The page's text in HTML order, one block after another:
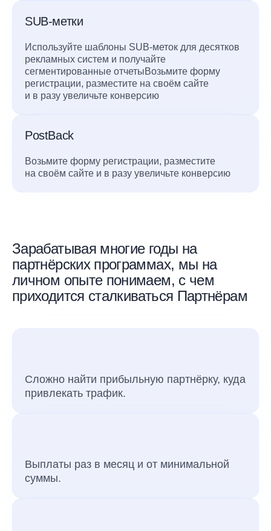
SUB-метки
Используйте шаблоны SUB-меток для десятков
рекламных систем и получайте
сегментированные отчетыВозьмите форму
регистрации, разместите на своём сайте
и в разу увеличьте конверсию
PostBack
Возьмите форму регистрации, разместите
на своём сайте и в разу увеличьте конверсию
Зарабатывая многие годы на
партнёрских программах, мы на
личном опыте понимаем, с чем
приходится сталкиваться Партнёрам
Сложно найти прибыльную партнёрку, куда
привлекать трафик.
Выплаты раз в месяц и от минимальной
суммы.